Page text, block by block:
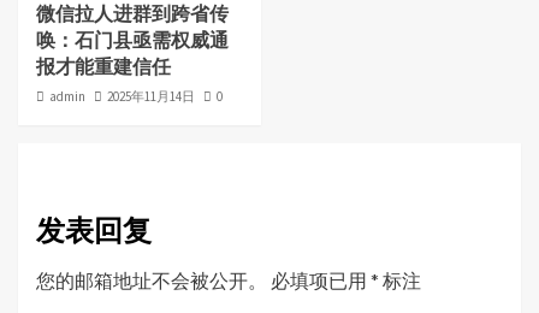
微信拉人进群到跨省传
唤：石门县亟需权威通
报才能重建信任
admin 2025年11月14日 0
发表回复
您的邮箱地址不会被公开。 必填项已用 * 标注